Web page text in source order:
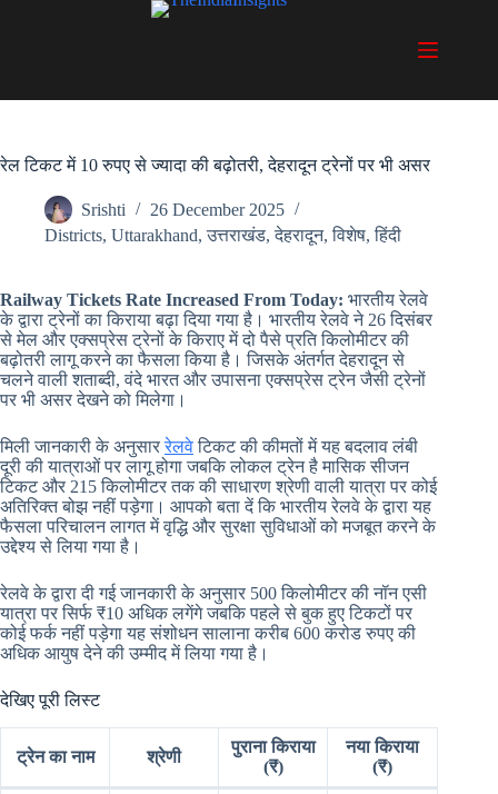
रेल टिकट में 10 रुपए से ज्यादा की बढ़ोतरी, देहरादून ट्रेनों पर भी असर
Srishti
26 December 2025
Districts, Uttarakhand,उत्तराखंड,देहरादून,विशेष,हिंदी
Railway Tickets Rate Increased From Today: भारतीय रेलवे
के द्वारा ट्रेनों का किराया बढ़ा दिया गया है। भारतीय रेलवे ने 26 दिसंबर
से मेल और एक्सप्रेस ट्रेनों के किराए में दो पैसे प्रति किलोमीटर की
बढ़ोतरी लागू करने का फैसला किया है। जिसके अंतर्गत देहरादून से
चलने वाली शताब्दी, वंदे भारत और उपासना एक्सप्रेस ट्रेन जैसी ट्रेनों
पर भी असर देखने को मिलेगा।
मिली जानकारी के अनुसाररेलवेटिकट की कीमतों में यह बदलाव लंबी
दूरी की यात्राओं पर लागू होगा जबकि लोकल ट्रेन है मासिक सीजन
टिकट और 215 किलोमीटर तक की साधारण श्रेणी वाली यात्रा पर कोई
अतिरिक्त बोझ नहीं पड़ेगा। आपको बता दें कि भारतीय रेलवे के द्वारा यह
फैसला परिचालन लागत में वृद्धि और सुरक्षा सुविधाओं को मजबूत करने के
उद्देश्य से लिया गया है।
रेलवे के द्वारा दी गई जानकारी के अनुसार 500 किलोमीटर की नॉन एसी
यात्रा पर सिर्फ ₹10 अधिक लगेंगे जबकि पहले से बुक हुए टिकटों पर
कोई फर्क नहीं पड़ेगा यह संशोधन सालाना करीब 600 करोड रुपए की
अधिक आयुष देने की उम्मीद में लिया गया है।
देखिए पूरी लिस्ट
ट्रेन का नाम श्रेणी
पुराना किराया
(₹)
नया किराया
(₹)